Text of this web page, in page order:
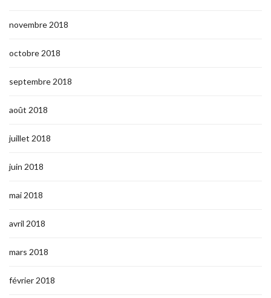
novembre 2018
octobre 2018
septembre 2018
août 2018
juillet 2018
juin 2018
mai 2018
avril 2018
mars 2018
février 2018